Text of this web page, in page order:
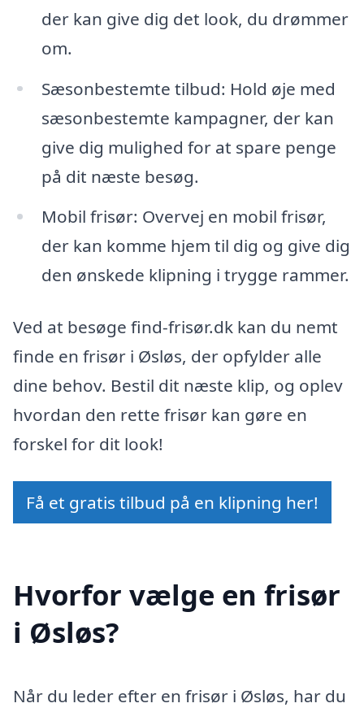
der kan give dig det look, du drømmer
om.
Sæsonbestemte tilbud: Hold øje med
sæsonbestemte kampagner, der kan
give dig mulighed for at spare penge
på dit næste besøg.
Mobil frisør: Overvej en mobil frisør,
der kan komme hjem til dig og give dig
den ønskede klipning i trygge rammer.
Ved at besøge find-frisør.dk kan du nemt
finde en frisør i Øsløs, der opfylder alle
dine behov. Bestil dit næste klip, og oplev
hvordan den rette frisør kan gøre en
forskel for dit look!
Få et gratis tilbud på en klipning her!
Hvorfor vælge en frisør
i Øsløs?
Når du leder efter en frisør i Øsløs, har du